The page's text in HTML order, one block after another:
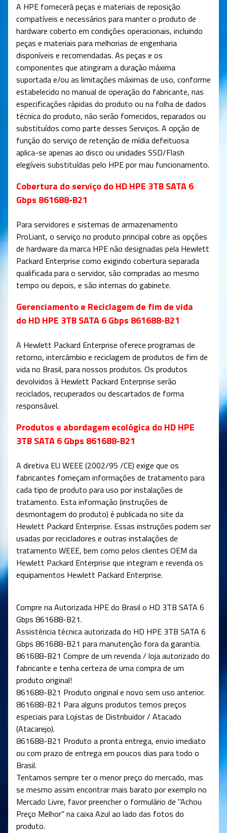
A HPE fornecerá peças e materiais de reposição
compatíveis e necessários para manter o produto de
hardware coberto em condições operacionais, incluindo
peças e materiais para melhorias de engenharia
disponíveis e recomendadas. As peças e os
componentes que atingiram a duração máxima
suportada e/ou as limitações máximas de uso, conforme
estabelecido no manual de operação do fabricante, nas
especificações rápidas do produto ou na folha de dados
técnica do produto, não serão fornecidos, reparados ou
substituídos como parte desses Serviços. A opção de
função do serviço de retenção de mídia defeituosa
aplica-se apenas ao disco ou unidades SSD/Flash
elegíveis substituídas pelo HPE por mau funcionamento.
Cobertura do serviço do HD HPE 3TB SATA 6
Gbps 861688-B21
Para servidores e sistemas de armazenamento
ProLiant, o serviço no produto principal cobre as opções
de hardware da marca HPE não designadas pela Hewlett
Packard Enterprise como exigindo cobertura separada
qualificada para o servidor, são compradas ao mesmo
tempo ou depois, e são internas do gabinete.
Gerenciamento e Reciclagem de fim de vida
do HD HPE 3TB SATA 6 Gbps 861688-B21
A Hewlett Packard Enterprise oferece programas de
retorno, intercâmbio e reciclagem de produtos de fim de
vida no Brasil, para nossos produtos. Os produtos
devolvidos à Hewlett Packard Enterprise serão
reciclados, recuperados ou descartados de forma
responsável.
Produtos e abordagem ecológica do HD HPE
3TB SATA 6 Gbps 861688-B21
A diretiva EU WEEE (2002/95 /CE) exige que os
fabricantes forneçam informações de tratamento para
cada tipo de produto para uso por instalações de
tratamento. Esta informação (instruções de
desmontagem do produto) é publicada no site da
Hewlett Packard Enterprise. Essas instruções podem ser
usadas por recicladores e outras instalações de
tratamento WEEE, bem como pelos clientes OEM da
Hewlett Packard Enterprise que integram e revenda os
equipamentos Hewlett Packard Enterprise.
Compre na Autorizada HPE do Brasil o HD 3TB SATA 6
Gbps 861688-B21.
Assistência técnica autorizada do HD HPE 3TB SATA 6
Gbps 861688-B21 para manutenção fora da garantia.
861688-B21 Compre de um revenda / loja autorizado do
fabricante e tenha certeza de uma compra de um
produto original!
861688-B21 Produto original e novo sem uso anterior.
861688-B21 Para alguns produtos temos preços
especiais para Lojistas de Distribuidor / Atacado
(Atacarejo).
861688-B21 Produto a pronta entrega, envio imediato
ou com prazo de entrega em poucos dias para todo o
Brasil.
Tentamos sempre ter o menor preço do mercado, mas
se mesmo assim encontrar mais barato por exemplo no
Mercado Livre, favor preencher o formulário de "Achou
Preço Melhor" na caixa Azul ao lado das fotos do
produto.